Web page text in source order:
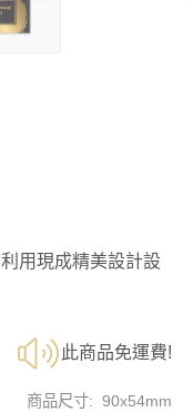
用現成精美設計設
此商品免運費!
商品尺寸: 90x54mm